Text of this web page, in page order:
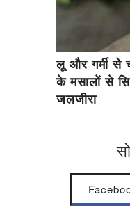
लू और गर्मी से
के मसालों से
जलजीरा